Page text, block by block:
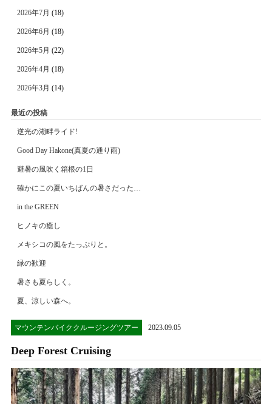
2026年7月 (18)
2026年6月 (18)
2026年5月 (22)
2026年4月 (18)
2026年3月 (14)
最近の投稿
逆光の湖畔ライド!
Good Day Hakone(真夏の通り雨)
避暑の風吹く箱根の1日
確かにこの夏いちばんの暑さだった…
in the GREEN
ヒノキの癒し
メキシコの風をたっぷりと。
緑の歓迎
暑さも夏らしく。
夏、涼しい森へ。
マウンテンバイククルージングツアー 2023.09.05
Deep Forest Cruising